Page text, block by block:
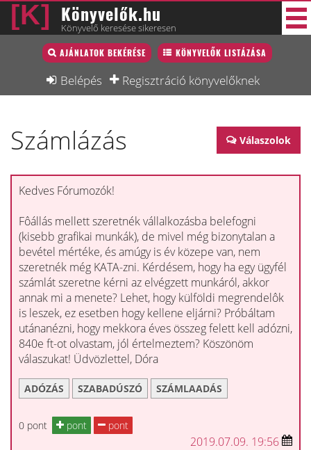
Könyvelők.hu
Könyvelő keresése sikeresen
AJÁNLATOK BEKÉRÉSE KÖNYVELŐK LISTÁZÁSA
Belépés Regisztráció könyvelőknek
Könyvelő lista
Könyvelési munkák
Interjú
Állás
Képzésnaptár
Válaszolok
Számlázás
Kedves Fórumozók!
Fôállás mellett szeretnék vállalkozásba belefogni
(kisebb grafikai munkák), de mivel még bizonytalan a
bevétel mértéke, és amúgy is év közepe van, nem
szeretnék még KATA-zni. Kérdésem, hogy ha egy ügyfél
számlát szeretne kérni az elvégzett munkáról, akkor
annak mi a menete? Lehet, hogy külföldi megrendelôk
is leszek, ez esetben hogy kellene eljárni? Próbáltam
utánanézni, hogy mekkora éves összeg felett kell adózni,
840e ft-ot olvastam, jól értelmeztem? Köszönöm
válaszukat! Üdvözlettel, Dóra
ADÓZÁS SZABADÚSZÓ SZÁMLAADÁS
0 pont pont pont
2019.07.09. 19:56